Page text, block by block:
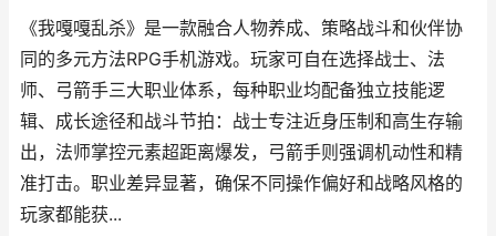
《我嘎嘎乱杀》是一款融合人物养成、策略战斗和伙伴协
同的多元方法RPG手机游戏。玩家可自在选择战士、法
师、弓箭手三大职业体系，每种职业均配备独立技能逻
辑、成长途径和战斗节拍：战士专注近身压制和高生存输
出，法师掌控元素超距离爆发，弓箭手则强调机动性和精
准打击。职业差异显著，确保不同操作偏好和战略风格的
玩家都能获...